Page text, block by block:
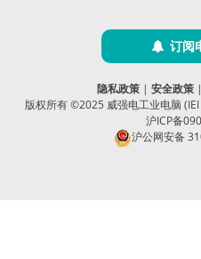
订阅
隐私政策| 安全政策|
版权所有 ©2025 威强电工业电脑
沪ICP备
沪公网安备